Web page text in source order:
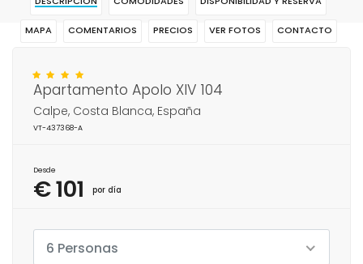
MAPA COMENTARIOS PRECIOS VER FOTOS CONTACTO
Apartamento Apolo XIV 104
Calpe, Costa Blanca, España
VT-437368-A
Desde
€ 101 por día
6 Personas